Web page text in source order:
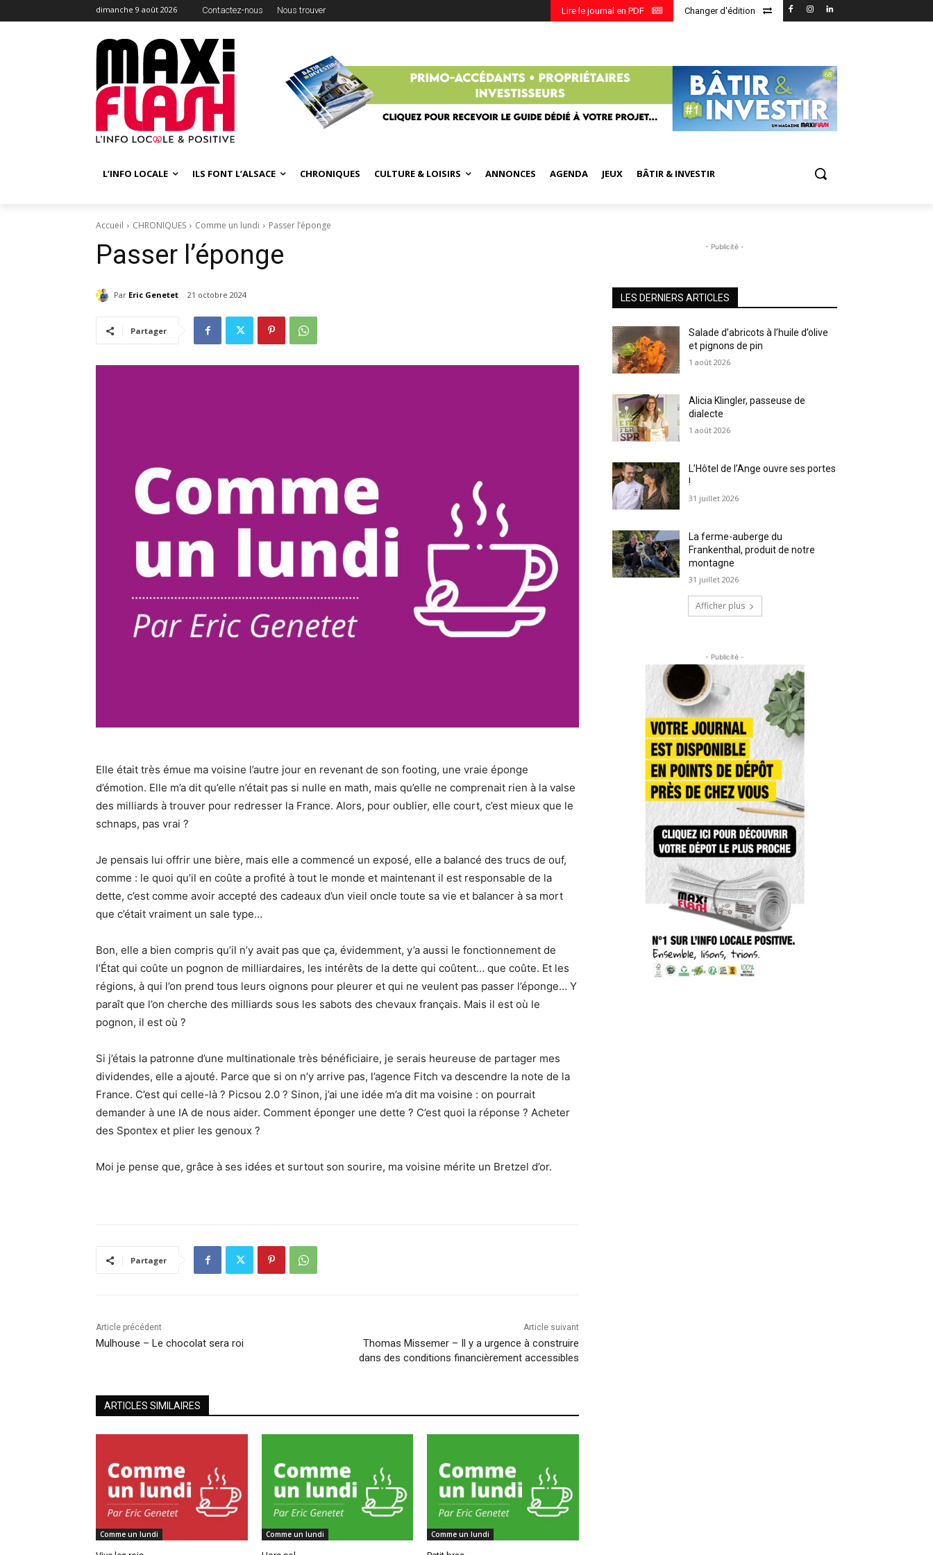
dimanche 9 août 2026 Contactez-nous Nous trouver Changer d'édition
Lire le journal en PDF
L’INFO LOCALE ILS FONT L’ALSACE CHRONIQUES CULTURE & LOISIRS ANNONCES AGENDA JEUX BÂTIR & INVESTIR
Accueil CHRONIQUES Comme un lundi Passer l’éponge
Passer l’éponge
Par Eric Genetet 21 octobre 2024
Partager
Elle était très émue ma voisine l’autre jour en revenant de son footing, une vraie éponge
d’émotion. Elle m’a dit qu’elle n’était pas si nulle en math, mais qu’elle ne comprenait rien à la valse
des milliards à trouver pour redresser la France. Alors, pour oublier, elle court, c’est mieux que le
schnaps, pas vrai ?
Je pensais lui offrir une bière, mais elle a commencé un exposé, elle a balancé des trucs de ouf,
comme : le quoi qu’il en coûte a profité à tout le monde et maintenant il est responsable de la
dette, c’est comme avoir accepté des cadeaux d’un vieil oncle toute sa vie et balancer à sa mort
que c’était vraiment un sale type…
Bon, elle a bien compris qu’il n’y avait pas que ça, évidemment, y’a aussi le fonctionnement de
l’État qui coûte un pognon de milliardaires, les intérêts de la dette qui coûtent… que coûte. Et les
régions, à qui l’on prend tous leurs oignons pour pleurer et qui ne veulent pas passer l’éponge… Y
paraît que l’on cherche des milliards sous les sabots des chevaux français. Mais il est où le
pognon, il est où ?
Si j’étais la patronne d’une multinationale très bénéficiaire, je serais heureuse de partager mes
dividendes, elle a ajouté. Parce que si on n’y arrive pas, l’agence Fitch va descendre la note de la
France. C’est qui celle-là ? Picsou 2.0 ? Sinon, j’ai une idée m’a dit ma voisine : on pourrait
demander à une IA de nous aider. Comment éponger une dette ? C’est quoi la réponse ? Acheter
des Spontex et plier les genoux ?
Moi je pense que, grâce à ses idées et surtout son sourire, ma voisine mérite un Bretzel d’or.
Partager
Article précédent
Mulhouse – Le chocolat sera roi
Article suivant
Thomas Missemer – Il y a urgence à construire
dans des conditions financièrement accessibles
ARTICLES SIMILAIRES
Comme un lundi Comme un lundi Comme un lundi
- Publicité -
LES DERNIERS ARTICLES
Salade d’abricots à l’huile d’olive
et pignons de pin
1 août 2026
Alicia Klingler, passeuse de
dialecte
1 août 2026
L’Hôtel de l’Ange ouvre ses portes
!
31 juillet 2026
La ferme-auberge du
Frankenthal, produit de notre
montagne
31 juillet 2026
Afficher plus
- Publicité -